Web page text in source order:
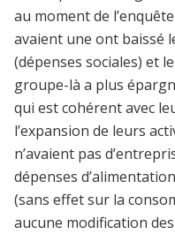
au moment de
avaient une ont baissé
(dépenses sociales) et
groupe-là a plus
qui est cohérent avec
l’expansion de leurs
n’avaient pas
dépenses
(sans effet sur la
aucune modification